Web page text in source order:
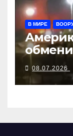
В МИРЕ
08.07.2026